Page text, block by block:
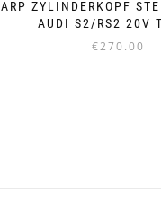
ARP ZYLINDERKOPF
AUDI S2/RS2 20V
€270.00